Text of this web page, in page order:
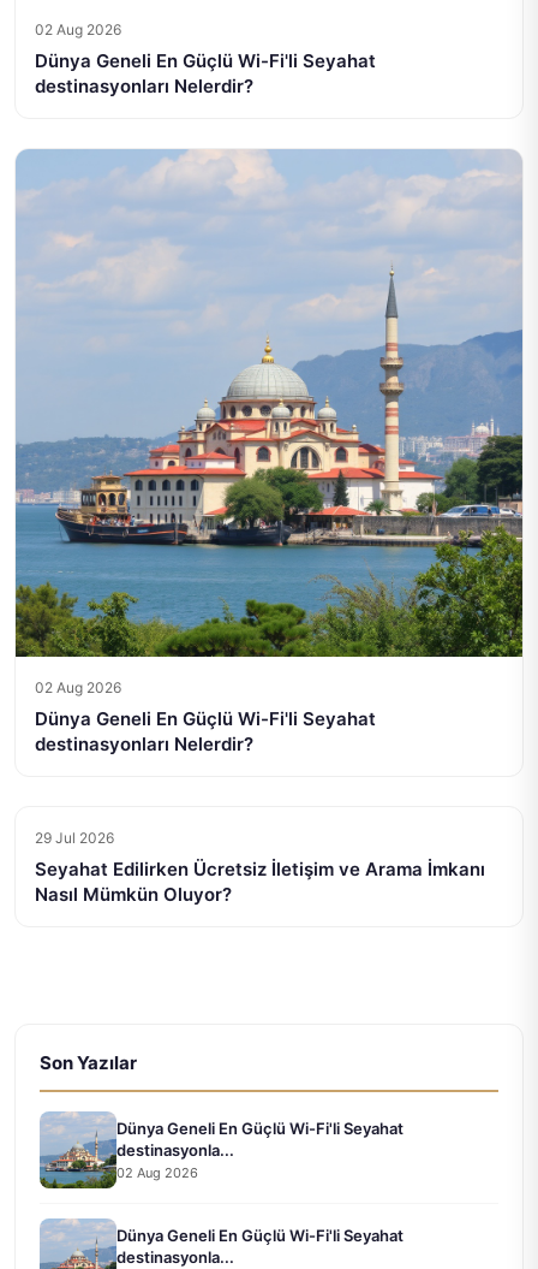
02 Aug 2026
Dünya Geneli En Güçlü Wi-Fi'li Seyahat
destinasyonları Nelerdir?
02 Aug 2026
Dünya Geneli En Güçlü Wi-Fi'li Seyahat
destinasyonları Nelerdir?
29 Jul 2026
Seyahat Edilirken Ücretsiz İletişim ve Arama İmkanı
Nasıl Mümkün Oluyor?
Son Yazılar
Dünya Geneli En Güçlü Wi-Fi'li Seyahat
destinasyonla...
02 Aug 2026
Dünya Geneli En Güçlü Wi-Fi'li Seyahat
destinasyonla...